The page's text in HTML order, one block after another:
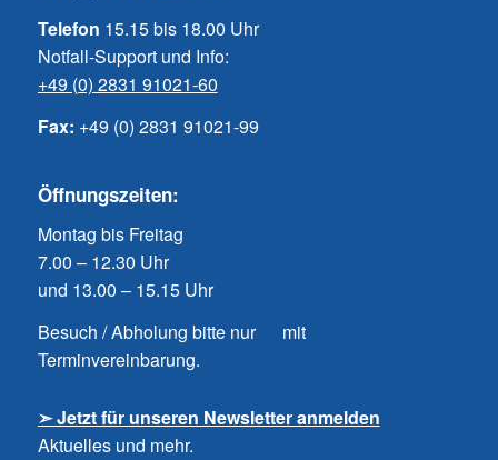
Telefon 15.15 bis 18.00 Uhr
Notfall-Support und Info:
+49 (0) 2831 91021-60
Fax: +49 (0) 2831 91021-99
Öffnungszeiten:
Montag bis Freitag
7.00 – 12.30 Uhr
und 13.00 – 15.15 Uhr
Besuch / Abholung bitte nur mit
Terminvereinbarung.
➣ Jetzt für unseren Newsletter anmelden
Aktuelles und mehr.